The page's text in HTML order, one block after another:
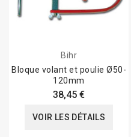
Bihr
Bloque volant et poulie Ø50-
120mm
38,45 €
VOIR LES DÉTAILS